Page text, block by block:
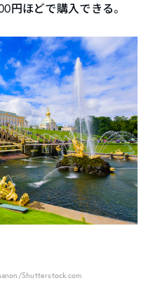
円ほどで購入できる。
Shutterstock.com